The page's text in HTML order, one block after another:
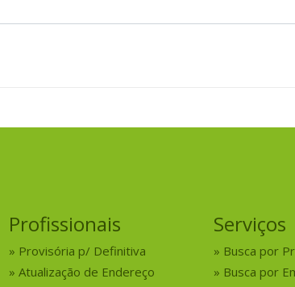
Profissionais
Provisória p/ Definitiva
Atualização de Endereço
Serviços
Busca por
Busca por